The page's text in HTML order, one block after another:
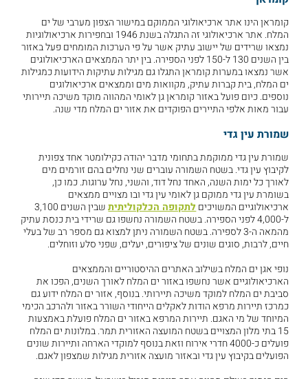
קומראן הינו אתר ארכיאולוגי הממוקם במישור הצפון מערבי של ים
המלח. אתר ארכיאולוגי זה התגלה בשנת 1946 ובחפירות ארכיאולוגיות
נמצאו שרידים של יישוב עתיק אשר על פי הערכות המומחים פעל באזור
בין השנים 130 ל-150 לפני הספירה. בין יתר הממצאים הארכיאולוגים
אשר נמצאו במערות קומראן התגלו גם מגילות עתיקות הידועות כמגילות
ים המלח, בית קברות עתיק, מקוואות מים וממצאים ארכיאולוגים
נוספים. כיום פועל באזור קומראן גן לאומי המהווה מוקד משיכה תיירותי
עבור מאות אלפי התיירים הפוקדים את אזור ים המלח מדי שנה.
שמורת עין גדי
שמורת עין גדי ממוקמת בתחומי מדבר יהודה כקילומטר אחד צפונית
לקיבוץ עין גדי. בשטח השמורה עוברים שני נחלים בהם זורמים מים
לאורך כל ימות השנה, האחד נחל דוד, והשני, נחל ערוגות. כמו כן,
בשומרת עין גדי ממוקם גן לאומי עין גדי ובו מצויים ממצאים
ארכיאולוגיים המשויכיםלתקופה הכלקוליתית
שבין השנים 3,100
ל-4,000 לפני הספירה. בשטח השמורה נחשפו גם שרידי בית כנסת עתיק
מהמאה ה-3 לספירה. בשטח השמורה ניתן למצוא גם מספר רב של בעלי
חיים, לרבות, סוגים שונים של ציפורים, יעלים, שפני סלע וזוחלים.
נופי אגן ים המלח בשילוב האתרים ההיסטוריים והממצאים
הארכיאולוגיים אשר נחשפו באזור ים המלח לאורך השנים, הפכו את
סביבת ים המלח למוקד משיכה תיירותי. בנוסף, אזור ים המלח ידוע גם
כמרכז תיירות מרפא הודות לאקלים הייחודי השורר באזור ולהרכב הכימי
המיוחד של מי האגם. תיירות המרפא באזור ים המלח פועלת באמצעות
15 בתי מלון המצויים בשטח המועצה האזורית תמר. במלונות ים המלח
פועלים כ-4000 חדרי אירוח וזאת בנוסף למוקדי הארחה ותיירות שונים
הפועלים בקיבוץ עין גדי ובאזור מועצה אזורית מגילות שמצפון לאגם.